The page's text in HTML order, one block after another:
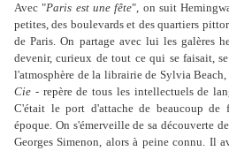
Avec "Paris est une fête", on suit
petites, des boulevards et des quartiers
de Paris. On partage avec lui les galères
devenir, curieux de tout ce qui se faisait,
l'atmosphère de la librairie de Sylvia Beach,
Cie - repère de tous les intellectuels de
C'était le port d'attache de beaucoup de
époque. On s'émerveille de sa découverte
Georges Simenon, alors à peine connu. Il